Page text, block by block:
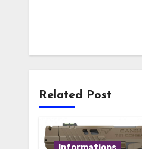
Related Post